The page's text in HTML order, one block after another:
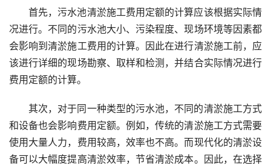
首先，污水池清淤施工费用定额的计算应该根据实际情
况进行。不同的污水池大小、污染程度、现场环境等因素都
会影响到清淤施工费用的计算。因此在进行清淤施工前，应
该进行详细的现场勘察、取样和检测，并结合实际情况进行
费用定额的计算。
其次，对于同一种类型的污水池，不同的清淤施工方式
和设备也会影响费用定额。例如，传统的清淤施工方式需要
使用大量人力，费用较高，效率也不高。而现代化的清淤设
备可以大幅度提高清淤效率，节省清淤成本。因此，在选择